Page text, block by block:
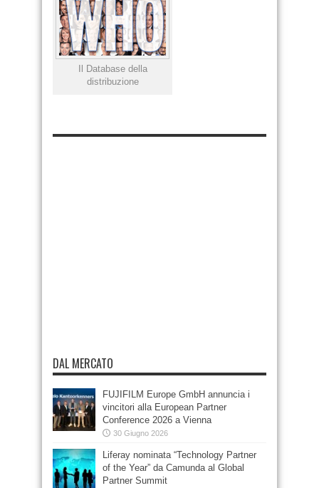
Il Database della
distribuzione
DAL MERCATO
FUJIFILM Europe GmbH annuncia i
vincitori alla European Partner
Conference 2026 a Vienna
30 Giugno 2026
Liferay nominata “Technology Partner
of the Year” da Camunda al Global
Partner Summit